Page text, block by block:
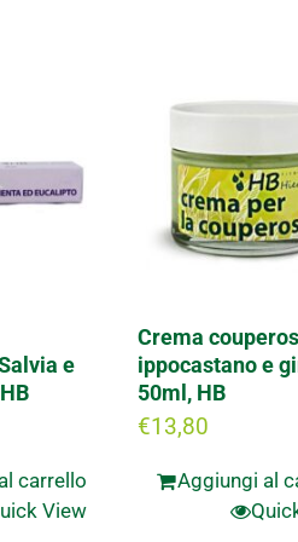
e
carrello
View
Crema
ippocastano e
50ml, HB
€13,80
Aggiungi al